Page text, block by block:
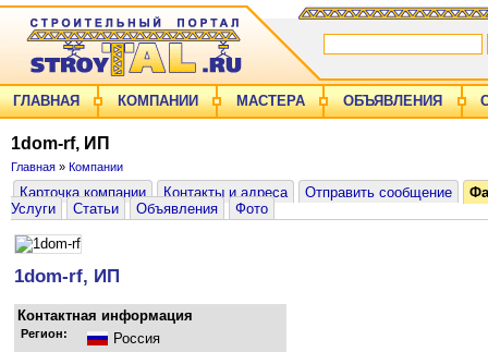
ГЛАВНАЯ КОМПАНИИ МАСТЕРА ОБЪЯВЛЕНИЯ
1dom-rf, ИП
Главная » Компании
Карточка компании Контакты и адреса Отправить сообщение
Услуги
Статьи Объявления Фото
1dom-rf, ИП
Контактная информация
Регион: Россия